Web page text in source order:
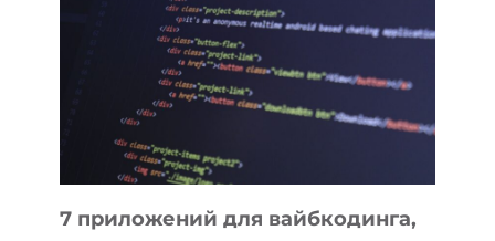
ИНСТРУМЕНТОВ
ДЛЯ
РАБОТЫ
7 приложений для вайбкодинга,